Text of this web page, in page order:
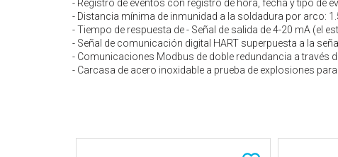
- Registro de eventos con registro de hora, fecha y tipo de
- Distancia mínima de inmunidad a la soldadura por arco:
- Tiempo de respuesta de - Señal de salida de 4-20 mA (el
- Señal de comunicación digital HART superpuesta a la
- Comunicaciones Modbus de doble redundancia a través
- Carcasa de acero inoxidable a prueba de explosiones